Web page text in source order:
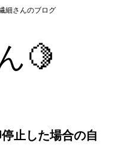
細さんのブログ
🍋
止した場合の自